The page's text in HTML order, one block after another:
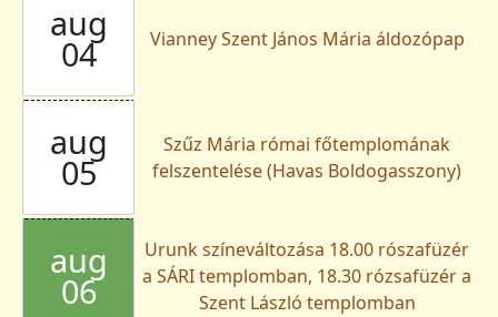
aug
04 Vianney Szent János Mária áldozópap
aug
05
Szűz Mária római főtemplomának
felszentelése (Havas Boldogasszony)
aug
06
Urunk színeváltozása 18.00 rószafüzér
a SÁRI templomban, 18.30 rózsafüzér a
Szent László templomban